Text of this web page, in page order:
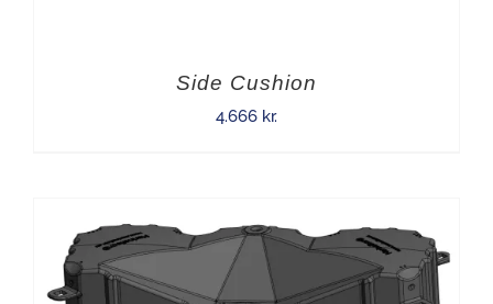
Side Cushion
4.666 kr.